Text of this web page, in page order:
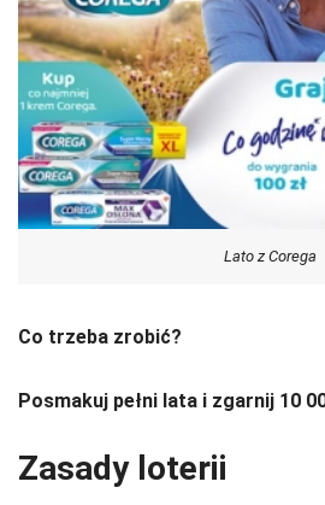
Lato z Corega
Co trzeba zrobić?
Posmakuj pełni lata i zgarnij 10
Zasady loterii